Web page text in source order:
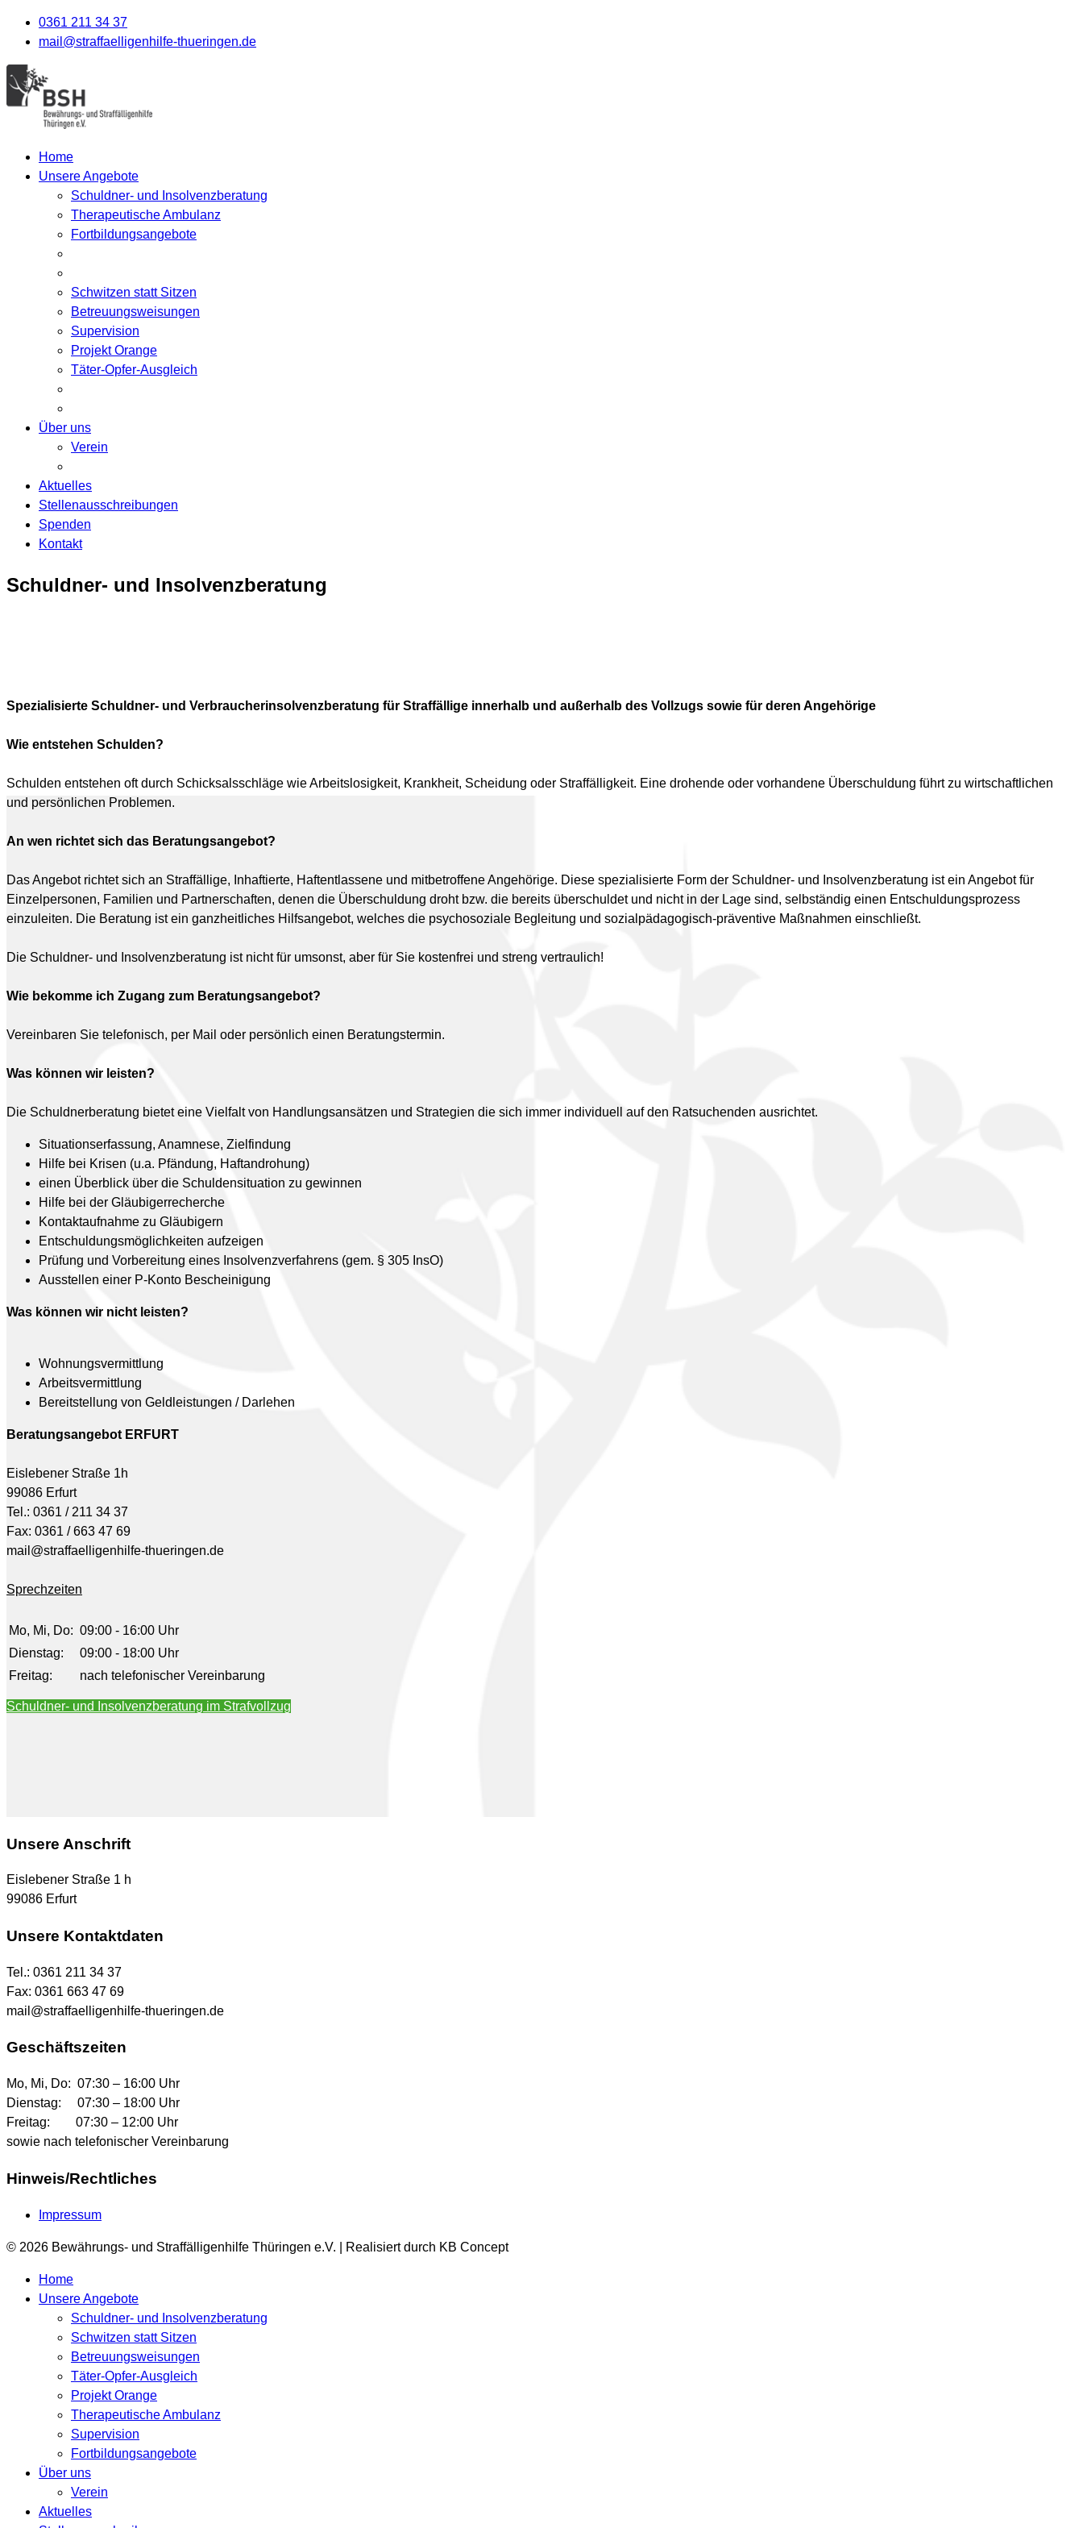
0361 211 34 37
mail@straffaelligenhilfe-thueringen.de
Home
Unsere Angebote
Schuldner- und Insolvenzberatung
Therapeutische Ambulanz
Fortbildungsangebote
Schwitzen statt Sitzen
Betreuungsweisungen
Supervision
Projekt Orange
Täter-Opfer-Ausgleich
Über uns
Verein
Aktuelles
Stellenausschreibungen
Spenden
Kontakt
Schuldner- und Insolvenzberatung
Spezialisierte Schuldner- und Verbraucherinsolvenzberatung für Straffällige innerhalb und außerhalb des Vollzugs sowie für deren Angehörige
Wie entstehen Schulden?
Schulden entstehen oft durch Schicksalsschläge wie Arbeitslosigkeit, Krankheit, Scheidung oder Straffälligkeit. Eine drohende oder vorhandene Überschuldung führt zu wirtschaftlichen
und persönlichen Problemen.
An wen richtet sich das Beratungsangebot?
Das Angebot richtet sich an Straffällige, Inhaftierte, Haftentlassene und mitbetroffene Angehörige. Diese spezialisierte Form der Schuldner- und Insolvenzberatung ist ein Angebot für
Einzelpersonen, Familien und Partnerschaften, denen die Überschuldung droht bzw. die bereits überschuldet und nicht in der Lage sind, selbständig einen Entschuldungsprozess
einzuleiten. Die Beratung ist ein ganzheitliches Hilfsangebot, welches die psychosoziale Begleitung und sozialpädagogisch-präventive Maßnahmen einschließt.
Die Schuldner- und Insolvenzberatung ist nicht für umsonst, aber für Sie kostenfrei und streng vertraulich!
Wie bekomme ich Zugang zum Beratungsangebot?
Vereinbaren Sie telefonisch, per Mail oder persönlich einen Beratungstermin.
Was können wir leisten?
Die Schuldnerberatung bietet eine Vielfalt von Handlungsansätzen und Strategien die sich immer individuell auf den Ratsuchenden ausrichtet.
Situationserfassung, Anamnese, Zielfindung
Hilfe bei Krisen (u.a. Pfändung, Haftandrohung)
einen Überblick über die Schuldensituation zu gewinnen
Hilfe bei der Gläubigerrecherche
Kontaktaufnahme zu Gläubigern
Entschuldungsmöglichkeiten aufzeigen
Prüfung und Vorbereitung eines Insolvenzverfahrens (gem. § 305 InsO)
Ausstellen einer P-Konto Bescheinigung
Was können wir nicht leisten?
Wohnungsvermittlung
Arbeitsvermittlung
Bereitstellung von Geldleistungen / Darlehen
Beratungsangebot ERFURT
Eislebener Straße 1h
99086 Erfurt
Tel.: 0361 / 211 34 37
Fax: 0361 / 663 47 69
mail@straffaelligenhilfe-thueringen.de
Sprechzeiten
Mo, Mi, Do: 09:00 - 16:00 Uhr
Dienstag:
09:00 - 18:00 Uhr
Freitag:
nach telefonischer Vereinbarung
Schuldner- und Insolvenzberatung im Strafvollzug
Unsere Anschrift
Eislebener Straße 1 h
99086 Erfurt
Unsere Kontaktdaten
Tel.: 0361 211 34 37
Fax: 0361 663 47 69
mail@straffaelligenhilfe-thueringen.de
Geschäftszeiten
Mo, Mi, Do: 07:30 – 16:00 Uhr
Dienstag: 07:30 – 18:00 Uhr
Freitag: 07:30 – 12:00 Uhr
sowie nach telefonischer Vereinbarung
Hinweis/Rechtliches
Impressum
© 2026 Bewährungs- und Straffälligenhilfe Thüringen e.V. | Realisiert durch KB Concept
Home
Unsere Angebote
Schuldner- und Insolvenzberatung
Schwitzen statt Sitzen
Betreuungsweisungen
Täter-Opfer-Ausgleich
Projekt Orange
Therapeutische Ambulanz
Supervision
Fortbildungsangebote
Über uns
Verein
Aktuelles